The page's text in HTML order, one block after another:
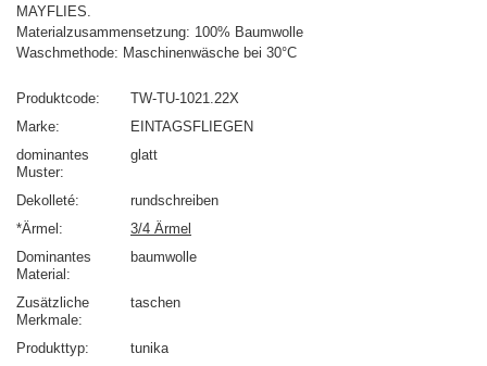
MAYFLIES.
Materialzusammensetzung: 100% Baumwolle
Waschmethode: Maschinenwäsche bei 30°C
Produktcode
TW-TU-1021.22X
Marke
EINTAGSFLIEGEN
dominantes
Muster
glatt
Dekolleté
rundschreiben
*Ärmel
3/4 Ärmel
Dominantes
Material
baumwolle
Zusätzliche
Merkmale
taschen
Produkttyp
tunika